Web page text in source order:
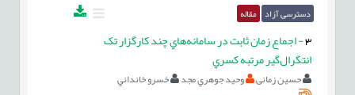
دسترسی آزاد مقاله
3
-اجماع زمان ثابت در سامانه‌هاي چند کارگزار تک
انتگرال‌گیر مرتبه کسري
حسین زمانی وحيد جوهري مجد خسرو خانداني